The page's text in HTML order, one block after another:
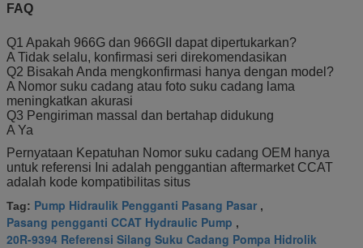
FAQ
Q1 Apakah 966G dan 966GII dapat dipertukarkan?
A Tidak selalu, konfirmasi seri direkomendasikan
Q2 Bisakah Anda mengkonfirmasi hanya dengan model?
A Nomor suku cadang atau foto suku cadang lama
meningkatkan akurasi
Q3 Pengiriman massal dan bertahap didukung
A Ya
Pernyataan Kepatuhan Nomor suku cadang OEM hanya
untuk referensi Ini adalah penggantian aftermarket CCAT
adalah kode kompatibilitas situs
Tag: Pump Hidraulik Pengganti Pasang Pasar ,
Pasang pengganti CCAT Hydraulic Pump ,
20R-9394 Referensi Silang Suku Cadang Pompa Hidrolik